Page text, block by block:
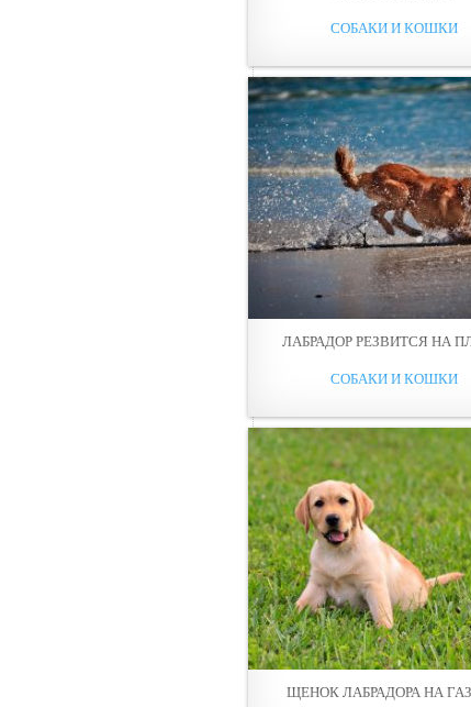
СОБАКИ И КОШКИ
ЛАБРАДОР РЕЗВИТСЯ НА
СОБАКИ И КОШКИ
ЩЕНОК ЛАБРАДОРА НА